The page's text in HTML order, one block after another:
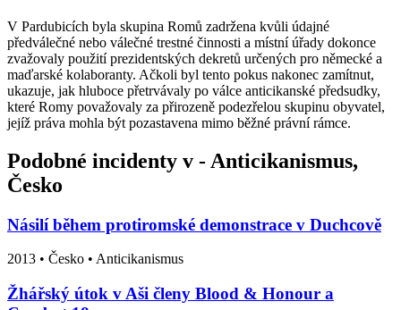
V Pardubicích byla skupina Romů zadržena kvůli údajné
předválečné nebo válečné trestné činnosti a místní úřady dokonce
zvažovaly použití prezidentských dekretů určených pro německé a
maďarské kolaboranty. Ačkoli byl tento pokus nakonec zamítnut,
ukazuje, jak hluboce přetrvávaly po válce anticikanské předsudky,
které Romy považovaly za přirozeně podezřelou skupinu obyvatel,
jejíž práva mohla být pozastavena mimo běžné právní rámce.
Podobné incidenty v - Anticikanismus,
Česko
Násilí během protiromské demonstrace v Duchcově
2013 • Česko • Anticikanismus
Žhářský útok v Aši členy Blood & Honour a